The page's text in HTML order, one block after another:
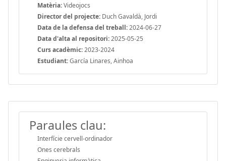
Matèria:Videojocs
Director del projecte: Duch Gavaldà, Jordi
Data de la defensa del treball:2024-06-27
Data d'alta al repositori:2025-05-25
Curs acadèmic:2023-2024
Estudiant:García Linares, Ainhoa
Paraules clau:
Interfície cervell-ordinador
Ones cerebrals